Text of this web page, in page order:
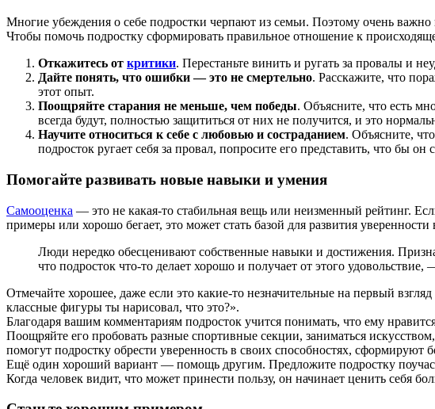
Многие убеждения о себе подростки черпают из семьи. Поэтому очень важно
Чтобы помочь подростку сформировать правильное отношение к
Откажитесь от критики. Перестаньте винить и ругать за провалы и
Дайте понять, что ошибки — это не смертельно. Расскажите, что
этот опыт.
Поощряйте старания не меньше, чем победы. Объясните, что есть
всегда будут, полностью защититься от них не получится, и это
Научите относиться к себе с любовью и состраданием. Объясните,
подросток ругает себя за провал, попросите его представить, что бы
Помогайте развивать новые навыки и умения
Самооценка — это не какая‑то стабильная вещь или неизменный рейтинг.
примеры или хорошо бегает, это может стать базой для развития уверенности
Люди нередко обесценивают собственные навыки и достижения.
что подросток что‑то делает хорошо и получает от этого
Отмечайте хорошее, даже если это какие‑то незначительные на первый
классные фигуры ты нарисовал, что это?».
Благодаря вашим комментариям подросток учится понимать, что ему
Поощряйте его пробовать разные спортивные секции, заниматься
помогут подростку обрести уверенность в своих способностях, сформируют
Ещё один хороший вариант — помощь другим. Предложите подростку
Когда человек видит, что может принести пользу, он начинает ценить себя